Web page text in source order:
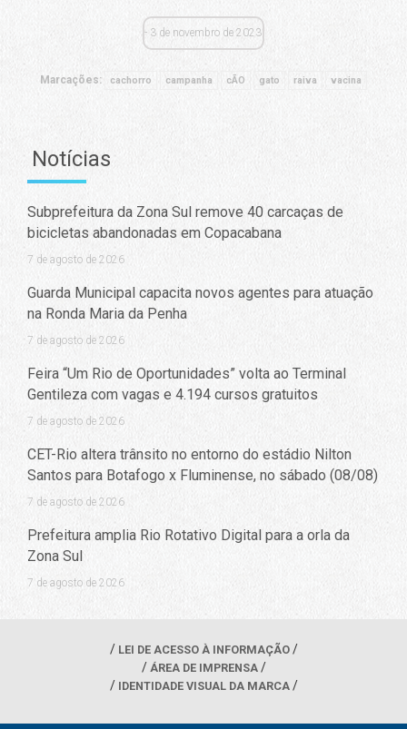
3 de novembro de 2023
Marcações: cachorro campanha cÃO gato raiva vacina
Notícias
Subprefeitura da Zona Sul remove 40 carcaças de
bicicletas abandonadas em Copacabana
7 de agosto de 2026
Guarda Municipal capacita novos agentes para atuação
na Ronda Maria da Penha
7 de agosto de 2026
Feira “Um Rio de Oportunidades” volta ao Terminal
Gentileza com vagas e 4.194 cursos gratuitos
7 de agosto de 2026
CET-Rio altera trânsito no entorno do estádio Nilton
Santos para Botafogo x Fluminense, no sábado (08/08)
7 de agosto de 2026
Prefeitura amplia Rio Rotativo Digital para a orla da
Zona Sul
7 de agosto de 2026
LEI DE ACESSO À INFORMAÇÃO
ÁREA DE IMPRENSA
IDENTIDADE VISUAL DA MARCA